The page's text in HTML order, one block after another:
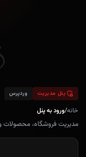
ADMIN_PANEL_SETTINGS پنل مدیریت وردپرس
خانه/ورود به پنل
مدیریت فروشگاه،